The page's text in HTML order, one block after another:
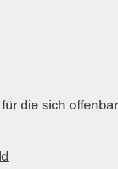
die sich